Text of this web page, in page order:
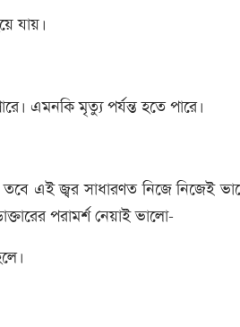
যায়।
এমনকি মৃত্যু পর্যন্ত হতে পারে।
তবে এই জ্বর সাধারণত নিজে নিজেই
পরামর্শ নেয়াই ভালো-